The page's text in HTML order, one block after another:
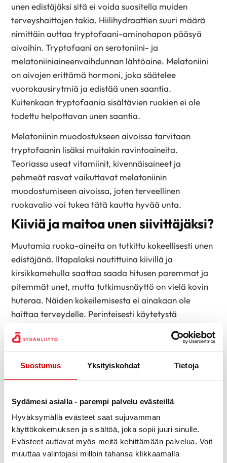
Suostumus Yksityiskohdat Tietoja
Sydämesi asialla - parempi palvelu evästeillä
Hyväksymällä evästeet saat sujuvamman
käyttökokemuksen ja sisältöä, joka sopii juuri sinulle.
Evästeet auttavat myös meitä kehittämään palvelua. Voit
muuttaa valintojasi milloin tahansa klikkaamalla
unen edistäjäksi sitä ei voida suositella muiden
terveyshaittojen takia. Hiilihydraattien suuri määrä
nimittäin auttaa tryptofaani-aminohapon pääsyä
aivoihin. Tryptofaani on serotoniini- ja
melatoniiniaineenvaihdunnan lähtöaine. Melatoniini
on aivojen erittämä hormoni, joka säätelee
vuorokausirytmiä ja edistää unen saantia.
Kuitenkaan tryptofaania sisältävien ruokien ei ole
todettu helpottavan unen saantia.
Melatoniinin muodostukseen aivoissa tarvitaan
tryptofaanin lisäksi muitakin ravintoaineita.
Teoriassa useat vitamiinit, kivennäisaineet ja
pehmeät rasvat vaikuttavat melatoniinin
muodostumiseen aivoissa, joten terveellinen
ruokavalio voi tukea tätä kautta hyvää unta.
Kiiviä ja maitoa unen siivittäjäksi?
Muutamia ruoka-aineita on tutkittu kokeellisesti unen
edistäjänä. Iltapalaksi nautittuina kiivillä ja
kirsikkamehulla saattaa saada hitusen paremmat ja
pitemmät unet, mutta tutkimusnäyttö on vielä kovin
huteraa. Näiden kokeilemisesta ei ainakaan ole
haittaa terveydelle. Perinteisesti käytetystä
sisältävästä maidosta voi olla joillekin hyötyä.
Vältä kahvia ja alkoholia
Osa ihmisistä on herkkiä kahville. Kahvin kofeiini
siksi unen saantia. Sama pätee muihin kofeiinia
sisältäviin juomiin. Kofeiinin pitoisuus veressä
puolittuu 5-6 tunnissa, joten kahvi kannattaa nauttia
ajoissa ennen iltapuuhia.